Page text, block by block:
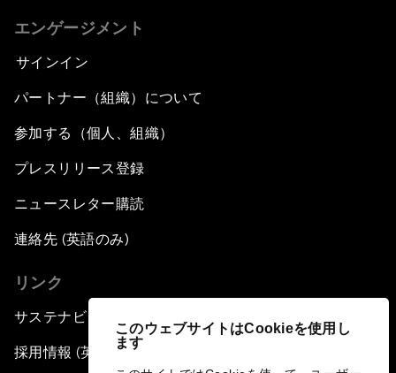
このウェブサイトはCookieを使用し
ます
エンゲージメント
サインイン
パートナー（組織）について
参加する（個人、組織）
プレスリリース登録
ニュースレター購読
連絡先 (英語のみ)
リンク
サステナビリティへの取り組み
採用情報 (英語のみ)